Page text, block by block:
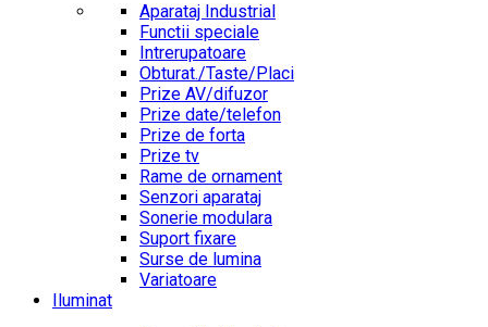
Aparataj Industrial
Functii speciale
Intrerupatoare
Obturat./Taste/Placi
Prize AV/difuzor
Prize date/telefon
Prize de forta
Prize tv
Rame de ornament
Senzori aparataj
Sonerie modulara
Suport fixare
Surse de lumina
Variatoare
Iluminat